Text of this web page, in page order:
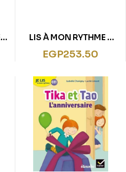
–
LIS À MON RYTHME –
TIKA ET TAO – QUI
SUIS-JE ?
EGP253.50